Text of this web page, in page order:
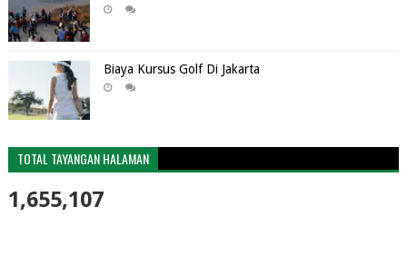
Biaya Kursus Golf Di Jakarta
TOTAL TAYANGAN HALAMAN
1,655,107